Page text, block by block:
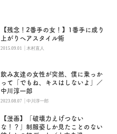
【残念！2番手の女！】1番手に成り
上がりヘアスタイル術
2015.09.01 |木村直人
飲み友達の女性が突然、僕に乗っか
って「でもね、キスはしないよ」／
中川淳一郎
2023.08.07 |中川淳一郎
【漫画】「破壊力えげつない
な！？」制服姿しか見たことのない